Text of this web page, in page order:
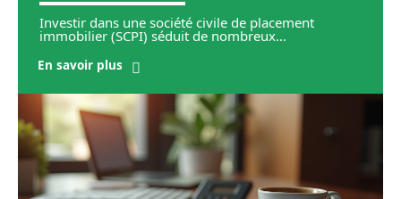
Investir dans une société civile de placement
immobilier (SCPI) séduit de nombreux…
En savoir plus